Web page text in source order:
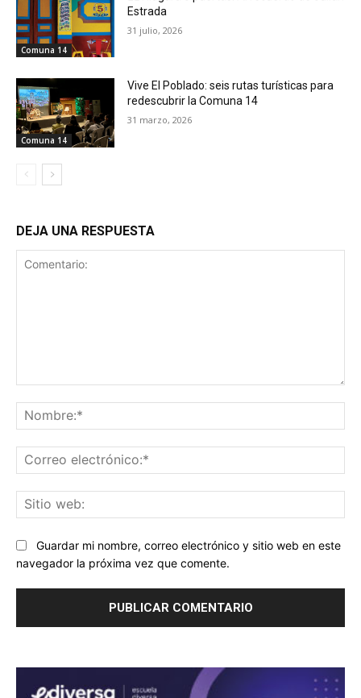
Comuna 14
Estrada
31 julio, 2026
Comuna 14
Vive El Poblado: seis rutas turísticas para
redescubrir la Comuna 14
31 marzo, 2026
DEJA UNA RESPUESTA
Guardar mi nombre, correo electrónico y sitio web en este
navegador la próxima vez que comente.